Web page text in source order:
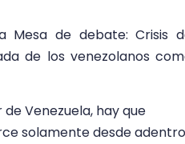
Mesa de debate: Crisis
de los venezolanos
Venezuela, hay que
solamente desde adentro